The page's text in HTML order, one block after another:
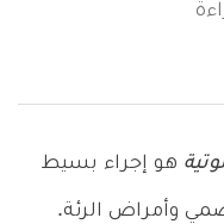
هو إجراء بسيط
وأمراض الرئة.